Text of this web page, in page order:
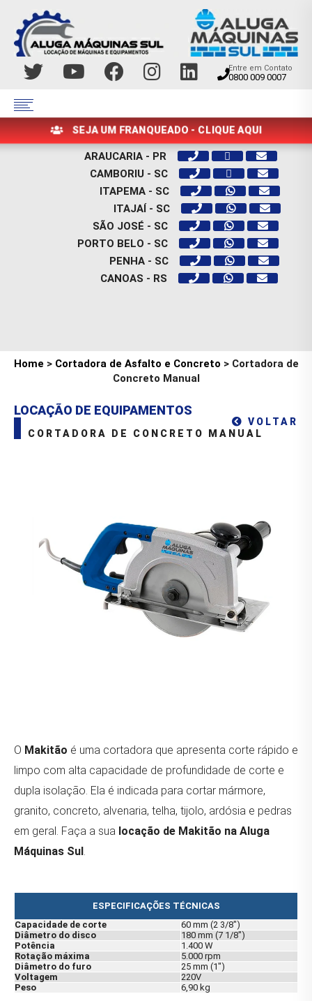
Entre em Contato
0800 009 0007
SEJA UM FRANQUEADO - CLIQUE AQUI
ARAUCARIA - PR
CAMBORIU - SC
ITAPEMA - SC
ITAJAÍ - SC
SÃO JOSÉ - SC
PORTO BELO - SC
PENHA - SC
CANOAS - RS
Home > Cortadora de Asfalto e Concreto > Cortadora de
Concreto Manual
LOCAÇÃO DE EQUIPAMENTOS
VOLTAR
CORTADORA DE CONCRETO MANUAL
O Makitão é uma cortadora que apresenta corte rápido e
limpo com alta capacidade de profundidade de corte e
dupla isolação. Ela é indicada para cortar mármore,
granito, concreto, alvenaria, telha, tijolo, ardósia e pedras
em geral. Faça a sua locação de Makitão na Aluga
Máquinas Sul.
ESPECIFICAÇÕES TÉCNICAS
Capacidade de corte
60 mm (2 3/8")
Diâmetro do disco
180 mm (7 1/8")
Potência
1.400 W
Rotação máxima
5.000 rpm
Diâmetro do furo
25 mm (1")
Voltagem
220V
Peso
6,90 kg